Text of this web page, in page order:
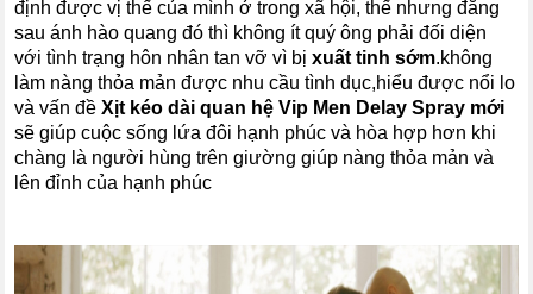
định được vị thế của mình ở trong xã hội, thế nhưng đằng
sau ánh hào quang đó thì không ít quý ông phải đối diện
với tình trạng hôn nhân tan vỡ vì bịxuất tinh sớm.không
làm nàng thỏa mản được nhu cầu tình dục,hiểu được nổi lo
và vấn đềXịt kéo dài quan hệ Vip Men Delay Spray mới
sẽ giúp cuộc sống lứa đôi hạnh phúc và hòa hợp hơn khi
chàng là người hùng trên giường giúp nàng thỏa mản và
lên đỉnh của hạnh phúc